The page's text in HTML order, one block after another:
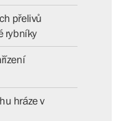
přelivů
rybníky
hráze v